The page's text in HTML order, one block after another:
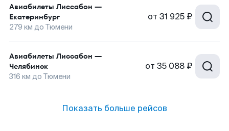
Авиабилеты Лиссабон —
Екатеринбург
279 км до Тюмени
от 31 925 ₽
Авиабилеты Лиссабон —
Челябинск
316 км до Тюмени
от 35 088 ₽
Показать больше рейсов